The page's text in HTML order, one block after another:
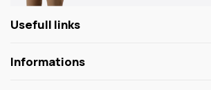
Usefull links
Informations